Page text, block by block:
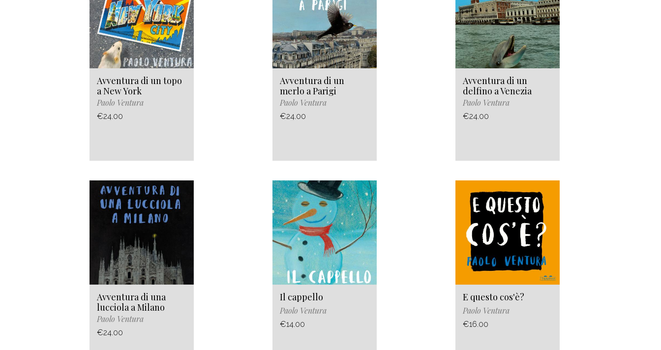
Avventura di un topo
a New York
Paolo Ventura
€24.00
Avventura di un
merlo a Parigi
Paolo Ventura
€24.00
Avventura di un
delfino a Venezia
Paolo Ventura
€24.00
Avventura di una
lucciola a Milano
Paolo Ventura
€24.00
Il cappello
Paolo Ventura
€14.00
E questo cos'è?
Paolo Ventura
€16.00